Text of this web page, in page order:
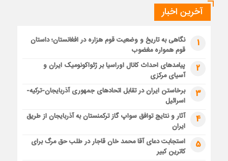
آخرین اخبار
1
نگاهی به تاریخ و وضعیت قوم هزاره در افغانستان؛ داستان
قوم همواره مغضوب
2
پیامدهای احداث کانال اوراسیا بر ژئواکونومیک ایران و
آسیای مرکزی
3
برخاستن ایران در تقابل اتحادهای جمهوری آذربایجان-ترکیه-
اسرائیل
4
آثار و نتایج توافق سواپ گاز ترکمنستان به آذربایجان از طریق
ایران
5
استجابت دعای آقا محمد خان قاجار در طلب حق مرگ برای
کاترین کبیر